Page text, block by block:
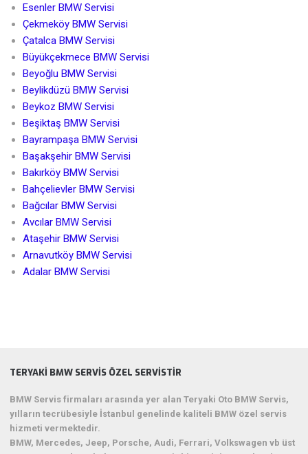
Esenler BMW Servisi
Çekmeköy BMW Servisi
Çatalca BMW Servisi
Büyükçekmece BMW Servisi
Beyoğlu BMW Servisi
Beylikdüzü BMW Servisi
Beykoz BMW Servisi
Beşiktaş BMW Servisi
Bayrampaşa BMW Servisi
Başakşehir BMW Servisi
Bakırköy BMW Servisi
Bahçelievler BMW Servisi
Bağcılar BMW Servisi
Avcılar BMW Servisi
Ataşehir BMW Servisi
Arnavutköy BMW Servisi
Adalar BMW Servisi
TERYAKI BMW SERVIS ÖZEL SERVISTIR
BMW Servis firmaları arasında yer alan Teryaki Oto BMW Servis,
yılların tecrübesiyle İstanbul genelinde kaliteli BMW özel servis
hizmeti vermektedir.
BMW, Mercedes, Jeep, Porsche, Audi, Ferrari, Volkswagen vb üst